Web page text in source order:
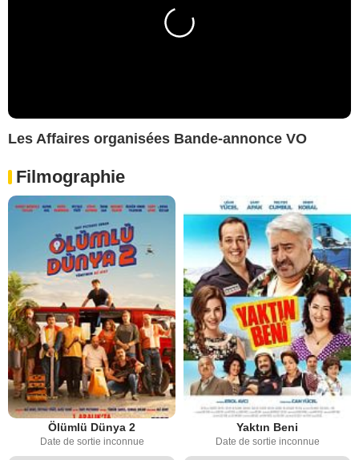
Les Affaires organisées Bande-annonce VO
Filmographie
Ölümlü Dünya 2
Date de sortie inconnue
Yaktın Beni
Date de sortie inconnue